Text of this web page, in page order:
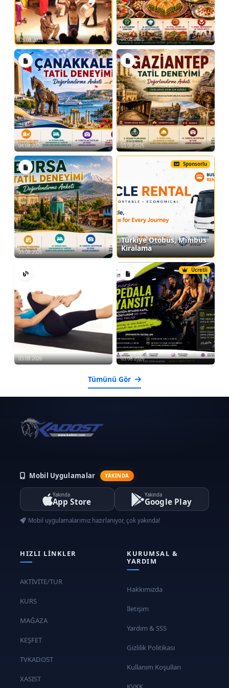
05.08.2026 04.08.2026
04.08.2026 03.08.2026
03.08.2026
Sponsorlu
Türkiye Otobüs, Minibüs
Kiralama
03.08.2026
Ücretli
03.08.2026
Tümünü Gör
Mobil Uygulamalar YAKINDA
Yakında
App Store
Yakında
Google Play
Mobil uygulamalarımız hazırlanıyor, çok yakında!
HIZLI LINKLER
AKTİVİTE/TUR
KURS
MAĞAZA
KEŞFET
TVKADOST
XASIST
KURUMSAL &
YARDIM
Hakkımızda
İletişim
Yardım & SSS
Gizlilik Politikası
Kullanım Koşulları